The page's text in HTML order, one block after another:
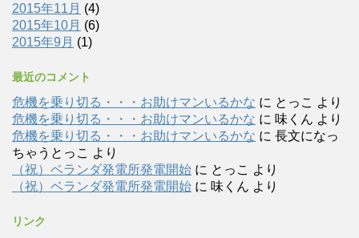
2015年11月 (4)
2015年10月 (6)
2015年9月 (1)
最近のコメント
危機を乗り切る・・・お助けマンいるかな に とっこ より
危機を乗り切る・・・お助けマンいるかな に 味くん より
危機を乗り切る・・・お助けマンいるかな に 長文になっ
ちゃうとっこ より
（祝）ベランダ発電所発電開始 に とっこ より
（祝）ベランダ発電所発電開始 に 味くん より
リンク